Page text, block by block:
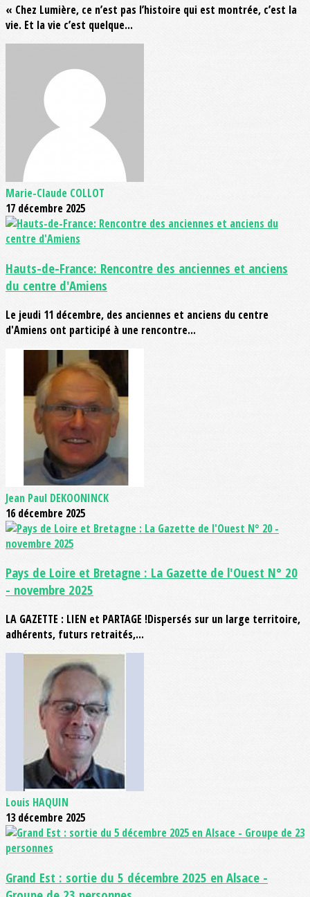
« Chez Lumière, ce n’est pas l’histoire qui est montrée, c’est la
vie. Et la vie c’est quelque...
Marie-Claude COLLOT
17 décembre 2025
Hauts-de-France: Rencontre des anciennes et anciens
du centre d'Amiens
Le jeudi 11 décembre, des anciennes et anciens du centre
d'Amiens ont participé à une rencontre...
Jean Paul DEKOONINCK
16 décembre 2025
Pays de Loire et Bretagne : La Gazette de l'Ouest N° 20
- novembre 2025
LA GAZETTE : LIEN et PARTAGE !Dispersés sur un large territoire,
adhérents, futurs retraités,...
Louis HAQUIN
13 décembre 2025
Grand Est : sortie du 5 décembre 2025 en Alsace -